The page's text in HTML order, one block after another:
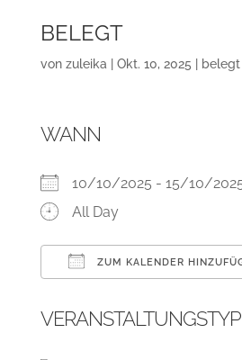
BELEGT
von zuleika Okt. 10, 2025 belegt|
WANN
10/10/2025 - 15/10/
All Day
ZUM KALENDER
VERANSTALTUNGSTYP